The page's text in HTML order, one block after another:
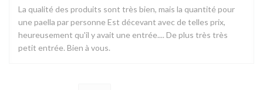
La qualité des produits sont très bien, mais la quantité pour
une paella par personne Est décevant avec de telles prix,
heureusement qu'il y avait une entrée.... De plus très très
petit entrée. Bien à vous.